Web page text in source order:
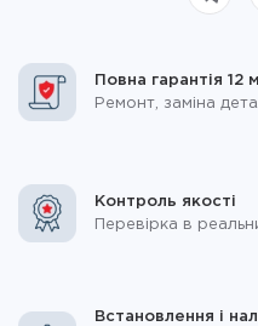
Повна гарантія 12
Ремонт, заміна
Контроль якості
Перевірка в
Встановлення і